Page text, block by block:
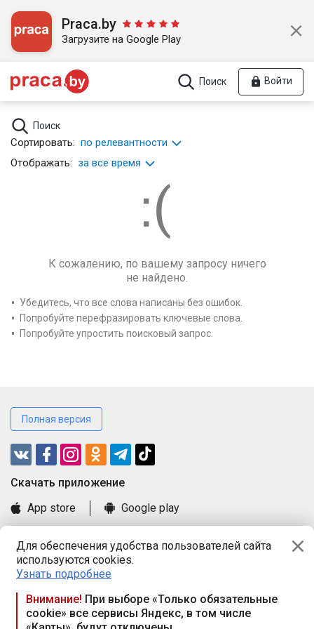
Для обеспечения удобства пользователей сайта
используются cookies.
Узнать подробнее
Внимание! При выборе «Только обязательные
cookie» все сервисы Яндекс, в том числе
Praca.by
Загрузите на Google Play
Поиск Войти
Поиск
Сортировать: по релевантности
Отображать: за все время
К сожалению, по вашему запросу ничего
не найдено.
Убедитесь, что все слова написаны без ошибок.
Попробуйте перефразировать ключевые слова.
Попробуйте упростить поисковый запрос.
Полная версия
Cкачать приложение
App store
Google play
Книга замечаний и предложений
Правила и документы
Praca.by © 2000—2026, ООО «ПРАЦА БАЙ»
Республика Беларусь, 220114, г. Минск, пр-т Независимости
117а, пом. № 9.